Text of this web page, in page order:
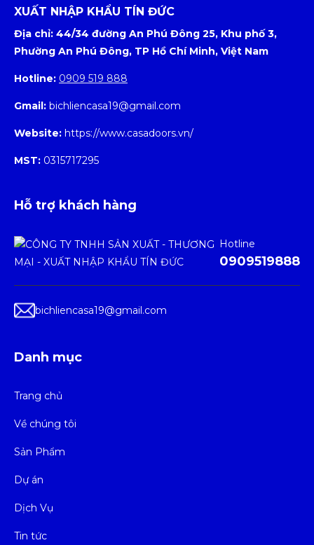
XUẤT NHẬP KHẨU TÍN ĐỨC
Địa chỉ: 44/34 đường An Phú Đông 25, Khu phố 3,
Phường An Phú Đông, TP Hồ Chí Minh, Việt Nam
Hotline: 0909 519 888
Gmail: bichliencasa19@gmail.com
Website: https://www.casadoors.vn/
MST: 0315717295
Hỗ trợ khách hàng
Hotline
0909519888
bichliencasa19@gmail.com
Danh mục
Trang chủ
Về chúng tôi
Sản Phẩm
Dự án
Dịch Vụ
Tin tức